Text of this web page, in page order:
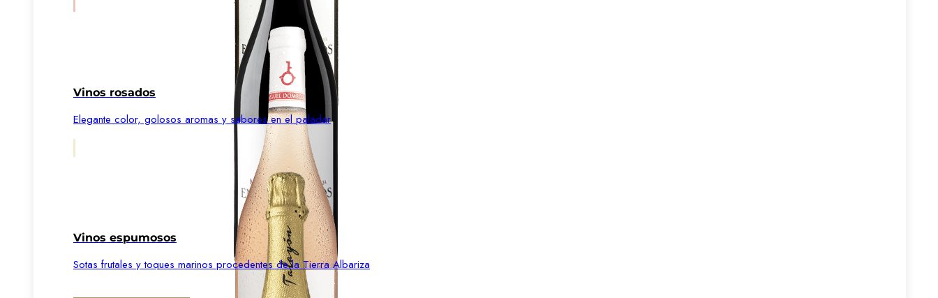
Vinos rosados
Elegante color, golosos aromas y sabores en el paladar
Vinos espumosos
Sotas frutales y toques marinos procedentes de la Tierra Albariza